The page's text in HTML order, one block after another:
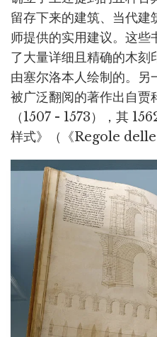
留存下来的建筑、当代建
师提供的实用建议。这些
了大量详细且精确的木刻
由塞尔洛本人绘制的。另
被广泛翻阅的著作出自贾
（1507 - 1573），其
样式》（《Regole